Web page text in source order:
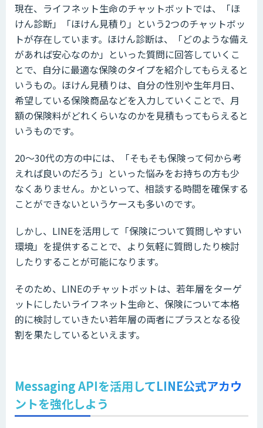
現在、ライフネット生命のチャットボットでは、「ほ
けん診断」「ほけん見積り」という2つのチャットボッ
トが存在しています。ほけん診断は、「どのような備え
があれば安心なのか」といった質問に回答していくこ
とで、自分に最適な保険のタイプを紹介してもらえると
いうもの。ほけん見積りは、自分の性別や生年月日、
希望している保険商品などを入力していくことで、月
額の保険料がどれくらいなのかを見積もってもらえると
いうものです。
20～30代の方の中には、「そもそも保険って何から考
えれば良いのだろう」といった悩みをお持ちの方も少
なくありません。かといって、相談する時間を確保する
ことができないというケースも多いのです。
しかし、LINEを活用して「保険について質問しやすい
環境」を提供することで、より気軽に質問したり検討
したりすることが可能になります。
そのため、LINEのチャットボットは、若年層をターゲ
ットにしたいライフネット生命と、保険について本格
的に検討していきたい若年層の両者にプラスとなる役
割を果たしているといえます。
Messaging APIを活用してLINE公式アカウ
ントを強化しよう